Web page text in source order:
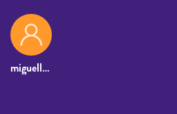
miguelleivag